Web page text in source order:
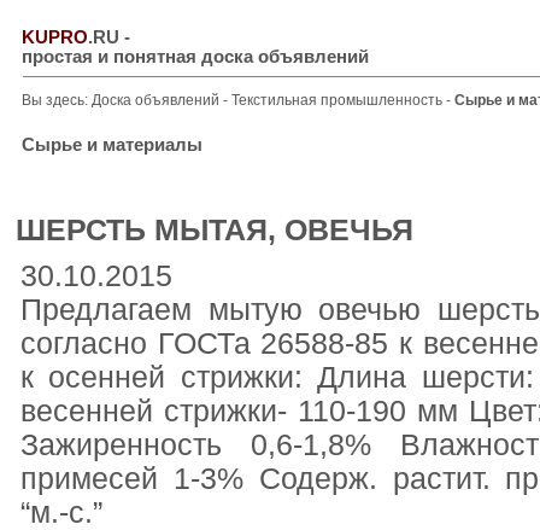
KUPRO.RU -
простая и понятная доска объявлений
Вы здесь: Доска объявлений - Текстильная промышленность - Сырье и
Сырье и материалы
ШЕРСТЬ МЫТАЯ, ОВЕЧЬЯ
30.10.2015
Предлагаем мытую овечью
согласно ГОСТа 26588-85 к
к осенней стрижки: Длина
весенней стрижки- 110-190 мм
Зажиренность 0,6-1,8%
примесей 1-3% Содерж. растит.
“м.-с.”